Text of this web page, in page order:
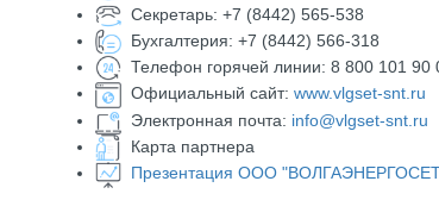
Секретарь: +7 (8442) 565-538
Бухгалтерия: +7 (8442) 566-318
Телефон горячей линии: 8 800 101 90
Официальный сайт: www.vlgset-snt.ru
Электронная почта: info@vlgset-snt.ru
​ Карта партнера
Презентация ООО